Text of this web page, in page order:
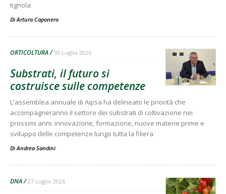
tignola
Di Arturo Caponero
ORTICOLTURA 30 Luglio 2026
Substrati, il futuro si
costruisce sulle competenze
L'assemblea annuale di Aipsa ha delineato le priorità che
accompagneranno il settore dei substrati di coltivazione nei
prossimi anni: innovazione, formazione, nuove materie prime e
sviluppo delle competenze lungo tutta la filiera
Di Andrea Sandini -
DNA 27 Luglio 2026